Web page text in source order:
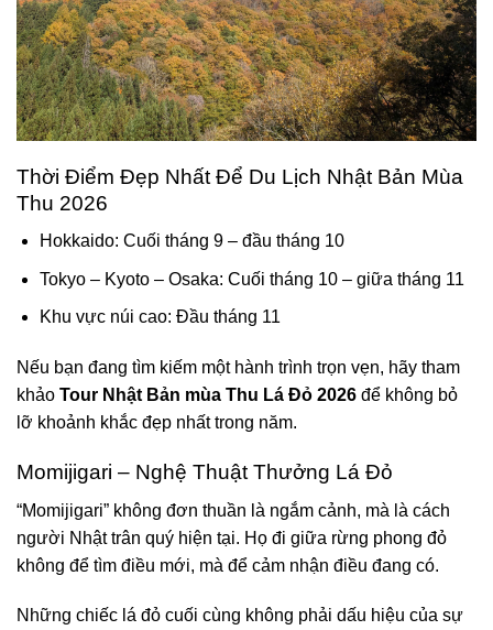
Thời Điểm Đẹp Nhất Để Du Lịch Nhật Bản Mùa
Thu 2026
Hokkaido: Cuối tháng 9 – đầu tháng 10
Tokyo – Kyoto – Osaka: Cuối tháng 10 – giữa tháng 11
Khu vực núi cao: Đầu tháng 11
Nếu bạn đang tìm kiếm một hành trình trọn vẹn, hãy tham
khảo Tour Nhật Bản mùa Thu Lá Đỏ 2026 để không bỏ
lỡ khoảnh khắc đẹp nhất trong năm.
Momijigari – Nghệ Thuật Thưởng Lá Đỏ
“Momijigari” không đơn thuần là ngắm cảnh, mà là cách
người Nhật trân quý hiện tại. Họ đi giữa rừng phong đỏ
không để tìm điều mới, mà để cảm nhận điều đang có.
Những chiếc lá đỏ cuối cùng không phải dấu hiệu của sự